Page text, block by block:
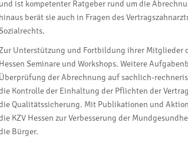
ist kompetenter Ratgeber rund um die
berät sie auch in Fragen des
Unterstützung und Fortbildung ihrer Mitglieder
Seminare und Workshops. Weitere
der Abrechnung auf sachlich-
Kontrolle der Einhaltung der Pflichten der
Qualitätssicherung. Mit Publikationen und
KZV Hessen zur Verbesserung der
Bürger.